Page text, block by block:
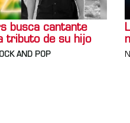
busca cantante
tributo de su hijo
AND POP